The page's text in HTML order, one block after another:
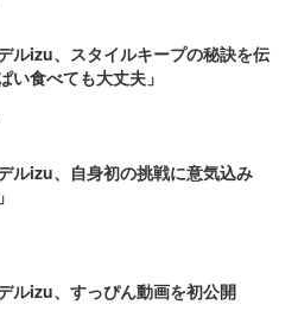
ルizu、スタイルキープの秘訣を伝
い食べても大丈夫」
ルizu、自身初の挑戦に意気込み
ルizu、すっぴん動画を初公開